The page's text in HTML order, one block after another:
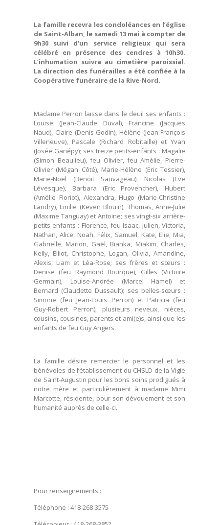
La famille recevra les condoléances en l’église
de Saint-Alban, le samedi 13 mai à compter de
9h30 suivi d’un service religieux qui sera
célébré en présence des cendres à 10h30.
L’inhumation suivra au cimetière paroissial.
La direction des funérailles a été confiée à la
Coopérative funéraire de la Rive-Nord.
Madame Perron laisse dans le deuil ses enfants :
Louise (Jean-Claude Duval), Francine (Jacques
Naud), Claire (Denis Godin), Hélène (Jean-François
Villeneuve), Pascale (Richard Robitaille) et Yvan
(Josée Gariépy); ses treize petits-enfants : Magalie
(Simon Beaulieu), feu Olivier, feu Amélie, Pierre-
Olivier (Mégan Côté), Marie-Hélène (Eric Tessier),
Marie-Noël (Benoit Sauvageau), Nicolas (Eve
Lévesque), Barbara (Eric Provencher), Hubert
(Amélie Floriot), Alexandra, Hugo (Marie-Christine
Landry), Emilie (Keven Blouin), Thomas, Anne-Julie
(Maxime Tanguay) et Antoine; ses vingt-six arrière-
petits-enfants : Florence, feu Isaac, Julien, Victoria,
Nathan, Alice, Noah, Félix, Samuel, Kate, Elie, Mia,
Gabrielle, Marion, Gaël, Bianka, Miakim, Charles,
Kelly, Elliot, Christophe, Logan, Olivia, Amandine,
Alexis, Liam et Léa-Rose; ses frères et sœurs :
Denise (feu Raymond Bourque), Gilles (Victoire
Germain), Louise-Andrée (Marcel Hamel) et
Bernard (Claudette Dussault); ses belles-sœurs :
Simone (feu Jean-Louis Perron) et Patricia (feu
Guy-Robert Perron); plusieurs neveux, nièces,
cousins, cousines, parents et ami(e)s, ainsi que les
enfants de feu Guy Angers.
La famille désire remercier le personnel et les
bénévoles de l’établissement du CHSLD de la Vigie
de Saint-Augustin pour les bons soins prodigués à
notre mère et particulièrement à madame Mimi
Marcotte, résidente, pour son dévouement et son
humanité auprès de celle-ci.
Pour renseignements :
Téléphone : 418-268-3575